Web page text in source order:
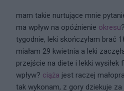
mam takie nurtujące mnie
ma wpływ na opóźnienie okresu
tygodnie, leki skończyłam brać
miałam 29 kwietnia a leki
przejście na diete i lekki
wpływ? ciąża jest raczej
tak wykonam, z gory dziekuje